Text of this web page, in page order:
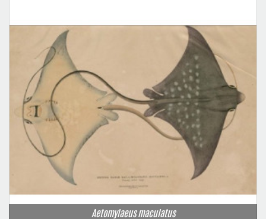
Aetomylaeus maculatus